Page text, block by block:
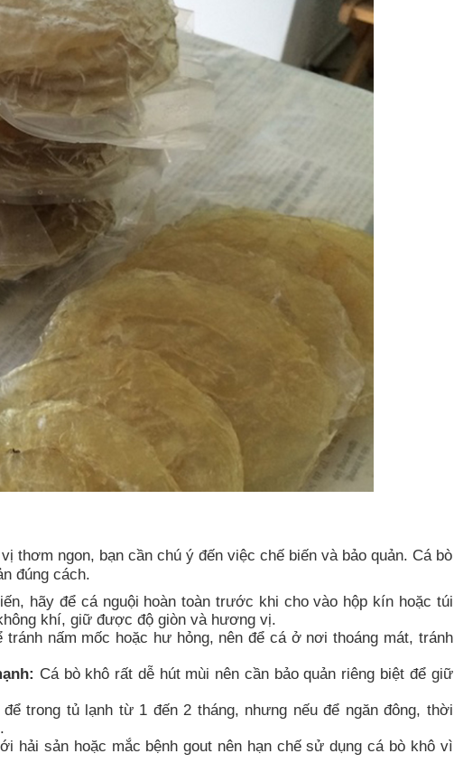
thơm ngon, bạn cần chú ý đến việc chế biến và bảo quản. Cá bò
đúng cách.
hãy để cá nguội hoàn toàn trước khi cho vào hộp kín hoặc túi
khí, giữ được độ giòn và hương vị.
tránh nấm mốc hoặc hư hỏng, nên để cá ở nơi thoáng mát, tránh
Cá bò khô rất dễ hút mùi nên cần bảo quản riêng biệt để giữ
trong tủ lạnh từ 1 đến 2 tháng, nhưng nếu để ngăn đông, thời
hải sản hoặc mắc bệnh gout nên hạn chế sử dụng cá bò khô vì